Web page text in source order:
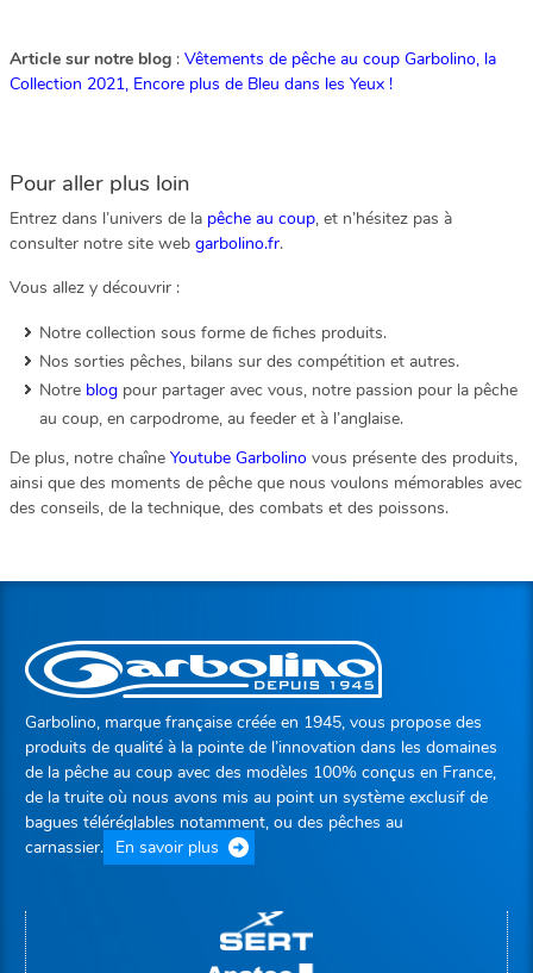
Article sur notre blog : Vêtements de pêche au coup Garbolino, la
Collection 2021, Encore plus de Bleu dans les Yeux !
Pour aller plus loin
Entrez dans l’univers de la pêche au coup, et n’hésitez pas à
consulter notre site web garbolino.fr.
Vous allez y découvrir :
Notre collection sous forme de fiches produits.
Nos sorties pêches, bilans sur des compétition et autres.
Notre blog pour partager avec vous, notre passion pour la pêche
au coup, en carpodrome, au feeder et à l’anglaise.
De plus, notre chaîne Youtube Garbolino vous présente des produits,
ainsi que des moments de pêche que nous voulons mémorables avec
des conseils, de la technique, des combats et des poissons.
Garbolino, marque française créée en 1945, vous propose des
produits de qualité à la pointe de l’innovation dans les domaines
de la pêche au coup avec des modèles 100% conçus en France,
de la truite où nous avons mis au point un système exclusif de
bagues téléréglables notamment, ou des pêches au
carnassier. En savoir plus